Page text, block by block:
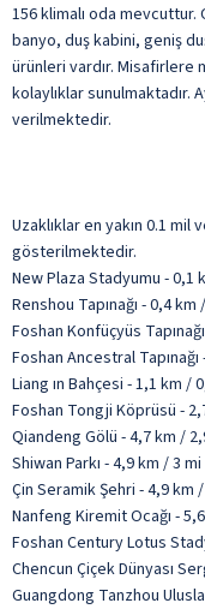
156 klimalı oda
banyo, duş kabini, geniş
ürünleri vardır. Misafirlere
kolaylıklar sunulmaktadır.
verilmektedir.
Uzaklıklar en yakın 0.1
gösterilmektedir.
New Plaza Stadyumu - 0,1
Renshou Tapınağı - 0,4 km
Foshan Konfüçyüs
Foshan Ancestral
Liang ın Bahçesi - 1,1 km /
Foshan Tongji Köprüsü -
Qiandeng Gölü - 4,7 km /
Shiwan Parkı - 4,9 km / 3 mi
Çin Seramik Şehri - 4,9 km
Nanfeng Kiremit Ocağı -
Foshan Century Lotus
Chencun Çiçek Dünyası
Guangdong Tanzhou